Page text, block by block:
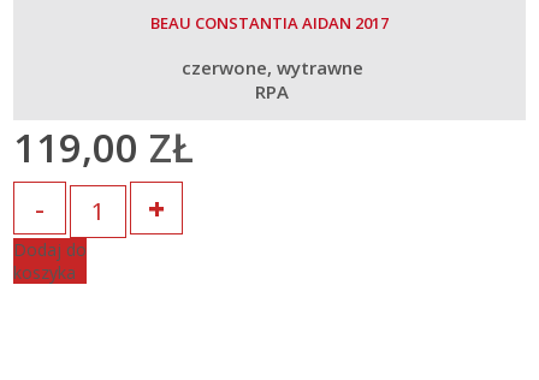
BEAU CONSTANTIA AIDAN 2017
czerwone wytrawne
RPA
119,00 ZŁ
Dodaj do
koszyka